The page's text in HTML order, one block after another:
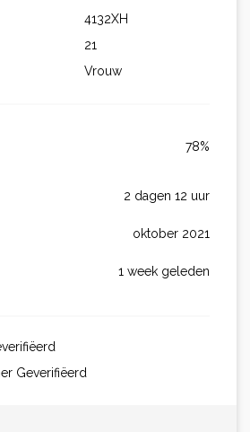
4132XH
21
Vrouw
78%
2 dagen 12 uur
oktober 2021
1 week geleden
Geverifiëerd